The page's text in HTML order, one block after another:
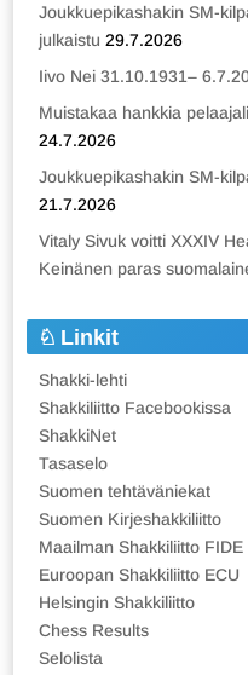
Joukkuepikashakin SM-
julkaistu 29.7.2026
Iivo Nei 31.10.1931–
Muistakaa hankkia
24.7.2026
Joukkuepikashakin SM-
21.7.2026
Vitaly Sivuk voitti XXXIV
Keinänen paras
Linkit
Shakki-lehti
Shakkiliitto Facebookissa
ShakkiNet
Tasaselo
Suomen tehtäväniekat
Suomen Kirjeshakkiliitto
Maailman Shakkiliitto FIDE
Euroopan Shakkiliitto ECU
Helsingin Shakkiliitto
Chess Results
Selolista